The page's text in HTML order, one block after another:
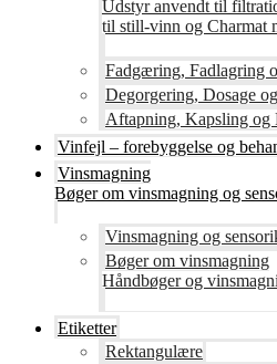
Udstyr anvendt til
til still-vinn og Charmat
Fadgæring, Fadlagring
Degorgering, Dosage
Aftapning, Kapsling og
Vinfejl – forebyggelse og
Vinsmagning
Bøger om vinsmagning og
Vinsmagning og
Bøger om vinsmagning
Håndbøger og
Etiketter
Rektangulære